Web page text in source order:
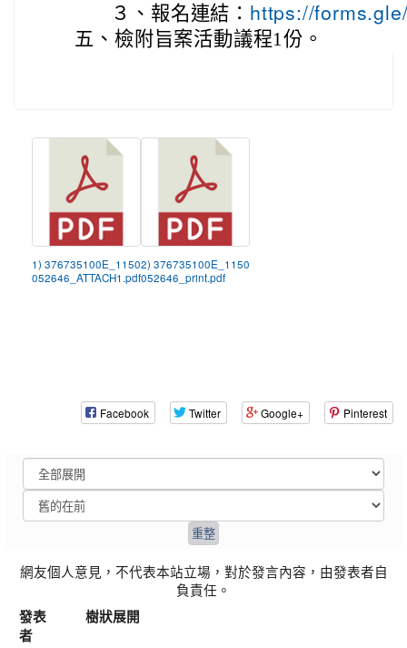
３、 報名連結： https://
五、 檢附旨案活動議程1份。
1) 376735100E_1150
052646_ATTACH1.pdf
2) 376735100E_1150
052646_print.pdf
Facebook Twitter Google+ Pinterest
網友個人意見，不代表本站立場，對於發言內容，由發表者自
負責任。
發表
者
樹狀展開